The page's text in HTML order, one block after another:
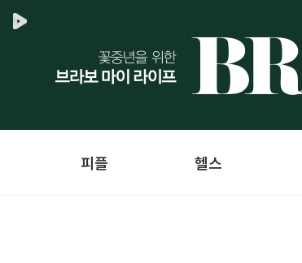
피플 헬스